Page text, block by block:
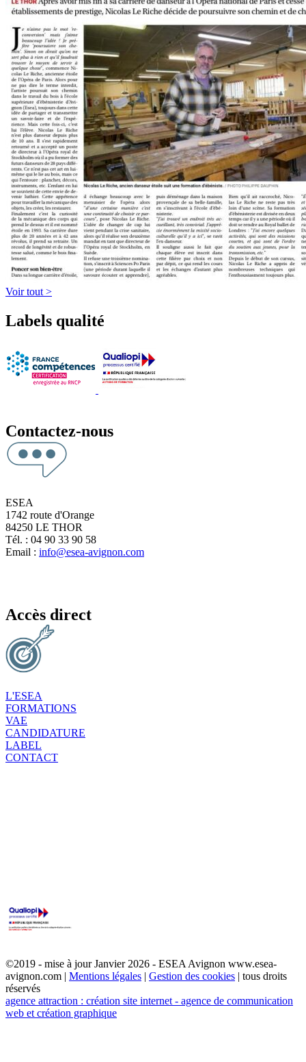
Voir tout >
Labels qualité
Contactez-nous
ESEA
1742 route d'Orange
84250 LE THOR
Tél. : 04 90 33 90 58
Email : info@esea-avignon.com
Accès direct
L'ESEA
FORMATIONS
VAE
CANDIDATURE
LABEL
CONTACT
©2019 - mise à jour Janvier 2026 - ESEA Avignon www.esea-
avignon.com | Mentions légales | Gestion des cookies | tous droits
réservés
agence attraction : création site internet - agence de communication
web et création graphique